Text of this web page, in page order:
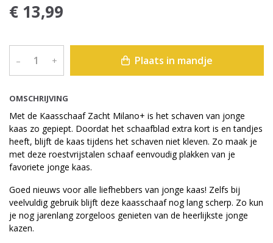
OMSCHRIJVING
Met de Kaasschaaf Zacht Milano+ is het schaven van jonge
kaas zo gepiept. Doordat het schaafblad extra kort is en tandjes
heeft, blijft de kaas tijdens het schaven niet kleven. Zo maak je
met deze roestvrijstalen schaaf eenvoudig plakken van je
favoriete jonge kaas.
Goed nieuws voor alle liefhebbers van jonge kaas! Zelfs bij
veelvuldig gebruik blijft deze kaasschaaf nog lang scherp. Zo kun
je nog jarenlang zorgeloos genieten van de heerlijkste jonge
kazen.
€ 13,99
– + Plaats in mandje